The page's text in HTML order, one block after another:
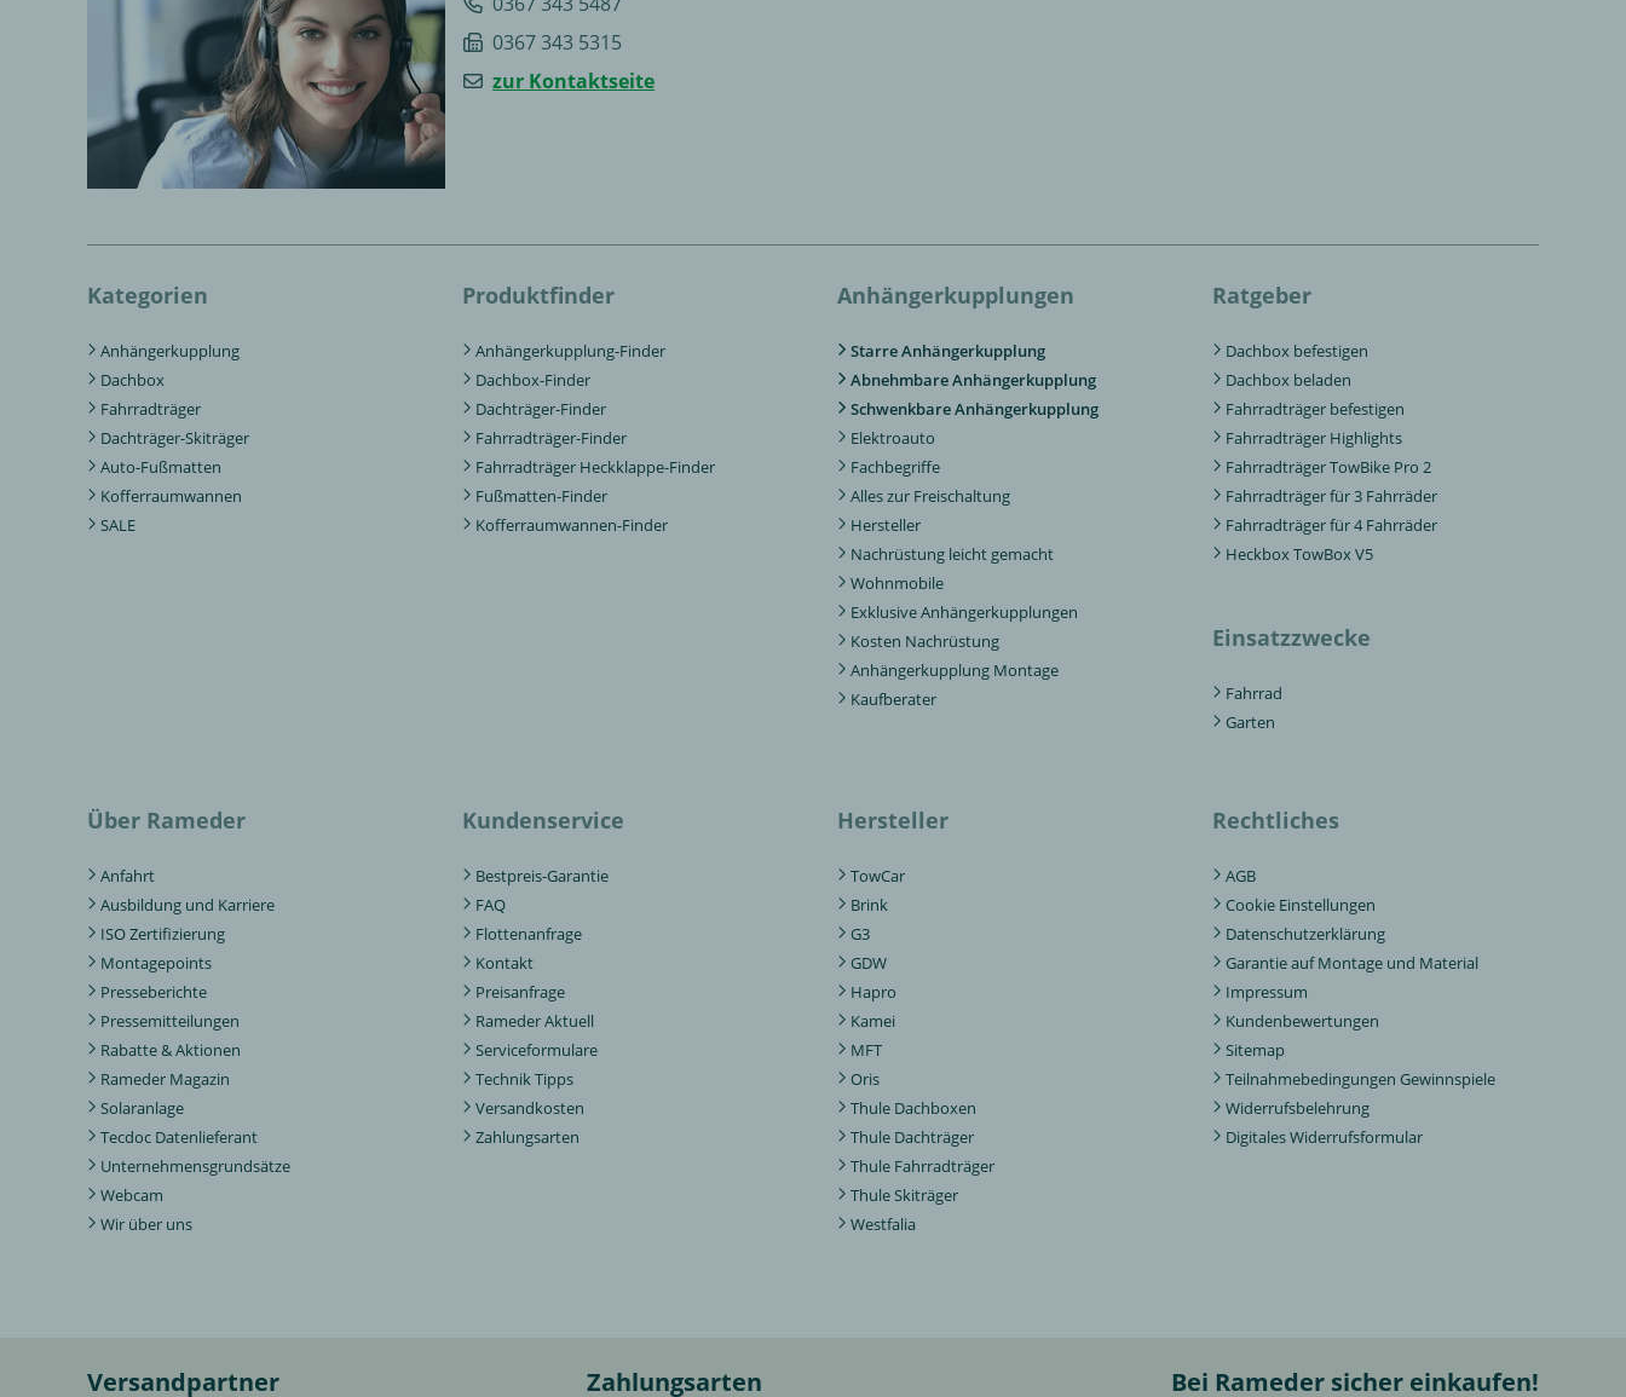
0367 343 5315
zur Kontaktseite
Kategorien
Anhängerkupplung
Dachbox
Fahrradträger
Dachträger-Skiträger
Auto-Fußmatten
Kofferraumwannen
SALE
Produktfinder
Anhängerkupplung-Finder
Dachbox-Finder
Dachträger-Finder
Fahrradträger-Finder
Fahrradträger Heckklappe-Finder
Fußmatten-Finder
Kofferraumwannen-Finder
Anhängerkupplungen
Starre Anhängerkupplung
Abnehmbare Anhängerkupplung
Schwenkbare Anhängerkupplung
Elektroauto
Fachbegriffe
Alles zur Freischaltung
Hersteller
Nachrüstung leicht gemacht
Wohnmobile
Exklusive Anhängerkupplungen
Kosten Nachrüstung
Anhängerkupplung Montage
Kaufberater
Ratgeber
Dachbox befestigen
Dachbox beladen
Fahrradträger befestigen
Fahrradträger Highlights
Fahrradträger TowBike Pro 2
Fahrradträger für 3 Fahrräder
Fahrradträger für 4 Fahrräder
Heckbox TowBox V5
Einsatzzwecke
Fahrrad
Garten
Über Rameder
Anfahrt
Ausbildung und Karriere
ISO Zertifizierung
Montagepoints
Presseberichte
Pressemitteilungen
Rabatte & Aktionen
Rameder Magazin
Solaranlage
Tecdoc Datenlieferant
Unternehmensgrundsätze
Webcam
Wir über uns
Kundenservice
Bestpreis-Garantie
FAQ
Flottenanfrage
Kontakt
Preisanfrage
Rameder Aktuell
Serviceformulare
Technik Tipps
Versandkosten
Zahlungsarten
Hersteller
TowCar
Brink
G3
GDW
Hapro
Kamei
MFT
Oris
Thule Dachboxen
Thule Dachträger
Thule Fahrradträger
Thule Skiträger
Westfalia
Rechtliches
AGB
Cookie Einstellungen
Datenschutzerklärung
Garantie auf Montage und Material
Impressum
Kundenbewertungen
Sitemap
Teilnahmebedingungen Gewinnspiele
Widerrufsbelehrung
Digitales Widerrufsformular
Versandpartner Zahlungsarten Bei Rameder sicher einkaufen!